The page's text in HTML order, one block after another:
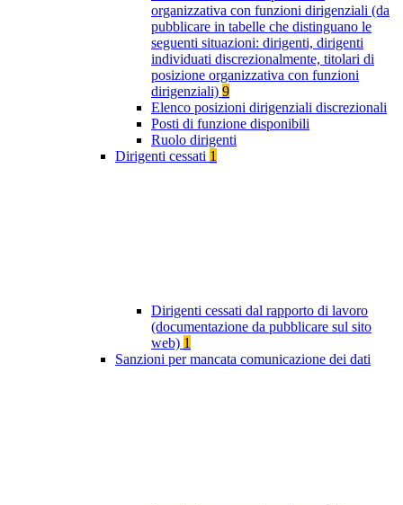
organizzativa con funzioni dirigenziali (da
pubblicare in tabelle che distinguano le
seguenti situazioni: dirigenti, dirigenti
individuati discrezionalmente, titolari di
posizione organizzativa con funzioni
dirigenziali) 9
Elenco posizioni dirigenziali discrezionali
Posti di funzione disponibili
Ruolo dirigenti
Dirigenti cessati 1
Dirigenti cessati dal rapporto di lavoro
(documentazione da pubblicare sul sito
web) 1
Sanzioni per mancata comunicazione dei dati